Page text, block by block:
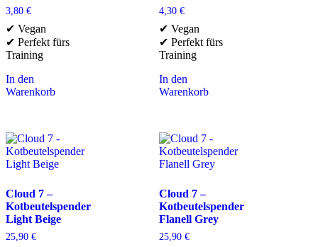
3,80 €
✔ Vegan
✔ Perfekt fürs
Training
In den
Warenkorb
4,30 €
✔ Vegan
✔ Perfekt fürs
Training
In den
Warenkorb
Cloud 7 –
Kotbeutelspender
Light Beige
25,90 €
Cloud 7 –
Kotbeutelspender
Flanell Grey
25,90 €